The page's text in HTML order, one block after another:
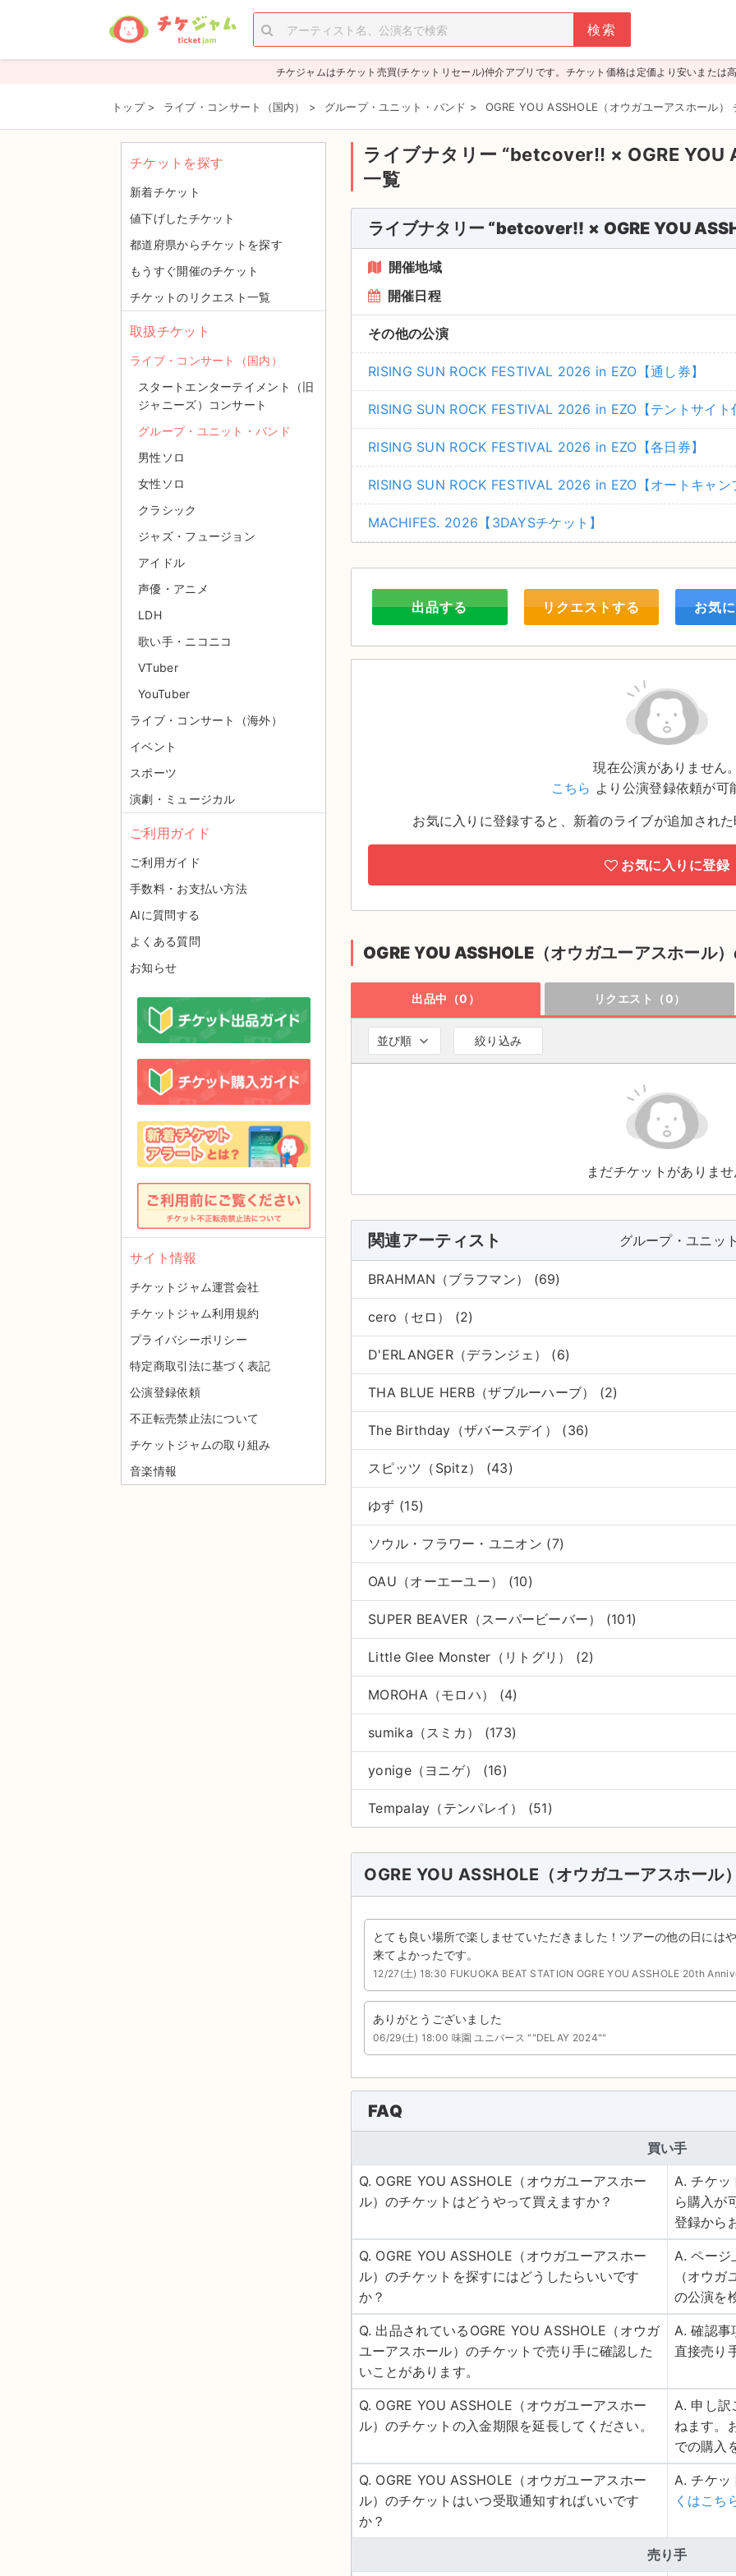
チケジャムはチケット売買(チケットリセール)仲介アプリです。チケット価格は定価より安いまたは
トップ > ライブ・コンサート（国内） > グループ・ユニット・バンド > OGRE YOU ASSHOLE（オウガユーアスホール）
ライブナタリー “betcover!! × OGRE YOU
一覧
ライブナタリー “betcover!! × OGRE YOU
開催地域
開催日程
その他の公演
RISING SUN ROCK FESTIVAL 2026 in EZO【通し券】
RISING SUN ROCK FESTIVAL 2026 in EZO【テントサイト
RISING SUN ROCK FESTIVAL 2026 in EZO【各日券】
RISING SUN ROCK FESTIVAL 2026 in EZO【オートキャン
MACHIFES. 2026【3DAYSチケット】
出品する リクエストする お気
現在公演がありません。
こちら より公演登録依頼が可
お気に入りに登録すると、新着のライブが追加され
お気に入りに登録
OGRE YOU ASSHOLE（オウガユーアスホール
出品中（0） リクエスト（0）
並び順 絞り込み
まだチケットがありませ
関連アーティスト グループ・ユニッ
BRAHMAN（ブラフマン） (69)
cero（セロ） (2)
D'ERLANGER（デランジェ） (6)
THA BLUE HERB（ザブルーハーブ） (2)
The Birthday（ザバースデイ） (36)
スピッツ（Spitz） (43)
ゆず (15)
ソウル・フラワー・ユニオン (7)
OAU（オーエーユー） (10)
SUPER BEAVER（スーパービーバー） (101)
Little Glee Monster（リトグリ） (2)
MOROHA（モロハ） (4)
sumika（スミカ） (173)
yonige（ヨニゲ） (16)
Tempalay（テンパレイ） (51)
OGRE YOU ASSHOLE（オウガユーアスホール
とても良い場所で楽しませていただきました！ツアーの他の日には
来てよかったです。
12/27(土) 18:30 FUKUOKA BEAT STATION OGRE YOU ASSHOLE 20th
ありがとうございました
06/29(土) 18:00 味園 ユニバース ""DELAY 2024""
FAQ
買い手
Q. OGRE YOU ASSHOLE（オウガユーアスホー
ル）のチケットはどうやって買えますか？
A. チケッ
ら購入が
登録から
Q. OGRE YOU ASSHOLE（オウガユーアスホー
ル）のチケットを探すにはどうしたらいいです
か？
A. ページ
（オウ
の公演を
Q. 出品されているOGRE YOU ASSHOLE（オウガ
ユーアスホール）のチケットで売り手に確認した
いことがあります。
A. 確認事
直接売り
Q. OGRE YOU ASSHOLE（オウガユーアスホー
ル）のチケットの入金期限を延長してください。
A. 申し訳
ねます。
での購入
Q. OGRE YOU ASSHOLE（オウガユーアスホー
ル）のチケットはいつ受取通知すればいいです
か？
A. チケッ
くはこち
売り手
チケットを探す
新着チケット
値下げしたチケット
都道府県からチケットを探す
もうすぐ開催のチケット
チケットのリクエスト一覧
取扱チケット
ライブ・コンサート（国内）
スタートエンターテイメント（旧
ジャニーズ）コンサート
グループ・ユニット・バンド
男性ソロ
女性ソロ
クラシック
ジャズ・フュージョン
アイドル
声優・アニメ
LDH
歌い手・ニコニコ
VTuber
YouTuber
ライブ・コンサート（海外）
イベント
スポーツ
演劇・ミュージカル
ご利用ガイド
ご利用ガイド
手数料・お支払い方法
AIに質問する
よくある質問
お知らせ
サイト情報
チケットジャム運営会社
チケットジャム利用規約
プライバシーポリシー
特定商取引法に基づく表記
公演登録依頼
不正転売禁止法について
チケットジャムの取り組み
音楽情報